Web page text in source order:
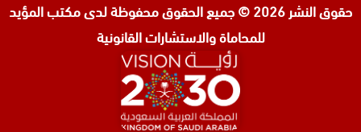
حقوق النشر 2026 © جميع الحقوق محفوظة لدى
مكتب المؤيد
للمحاماة والاستشارات القانونية